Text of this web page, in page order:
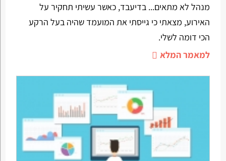
מנהל לא מתאים... בדיעבד, כאשר עשיתי תחקיר על
האירוע, מצאתי כי גייסתי את המועמד שהיה בעל הרקע
הכי דומה לשלי.
למאמר המלא